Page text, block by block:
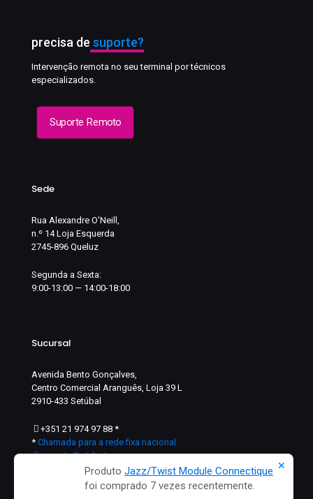
precisa de suporte?
Intervenção remota no seu terminal por técnicos
especializados.
Suporte Remoto
Sede
Rua Alexandre O'Neill,
n.º 14 Loja Esquerda
2745-896 Queluz
Segunda a Sexta:
9:00-13:00 — 14:00-18:00
Sucursal
Avenida Bento Gonçalves,
Centro Comercial Aranguês, Loja 39 L
2910-433 Setúbal
+351 21 974 97 88 *
* Chamada para a rede fixa nacional
suporte@ptdi.pt
Produto Jazz/Twist Module Connectique
foi comprado 7 vezes recentemente.
✕